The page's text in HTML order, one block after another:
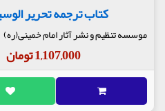
کتاب ترجمه تحریر
موسسه تنظیم و نشر آثار امام خمینی(ره)
1,107,000 تومان